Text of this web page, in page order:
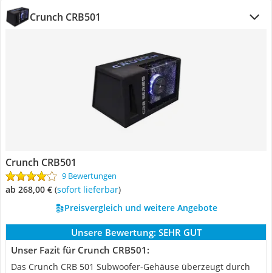
Crunch CRB501
Crunch CRB501
9 Bewertungen
ab 268,00 € ( Sofort lieferbar)
Preisvergleich und weitere Angebote
Unsere Bewertung: SEHR GUT
Unser Fazit für Crunch CRB501:
Das Crunch CRB 501 Subwoofer-Gehäuse überzeugt durch